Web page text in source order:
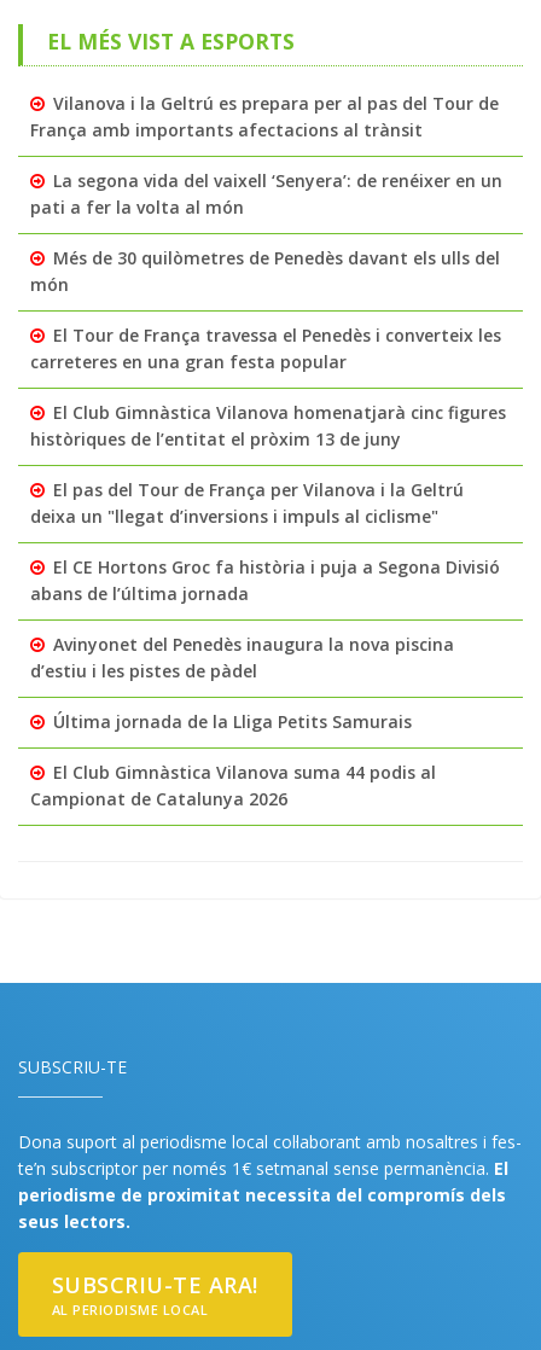
EL MÉS VIST A ESPORTS
Vilanova i la Geltrú es prepara per al pas del Tour de
França amb importants afectacions al trànsit
La segona vida del vaixell ‘Senyera’: de renéixer en un
pati a fer la volta al món
Més de 30 quilòmetres de Penedès davant els ulls del
món
El Tour de França travessa el Penedès i converteix les
carreteres en una gran festa popular
El Club Gimnàstica Vilanova homenatjarà cinc figures
històriques de l’entitat el pròxim 13 de juny
El pas del Tour de França per Vilanova i la Geltrú
deixa un "llegat d’inversions i impuls al ciclisme"
El CE Hortons Groc fa història i puja a Segona Divisió
abans de l’última jornada
Avinyonet del Penedès inaugura la nova piscina
d’estiu i les pistes de pàdel
Última jornada de la Lliga Petits Samurais
El Club Gimnàstica Vilanova suma 44 podis al
Campionat de Catalunya 2026
SUBSCRIU-TE
Dona suport al periodisme local col·laborant amb nosaltres i fes-
te’n subscriptor per només 1€ setmanal sense permanència. El
periodisme de proximitat necessita del compromís dels
seus lectors.
SUBSCRIU-TE ARA!
AL PERIODISME LOCAL